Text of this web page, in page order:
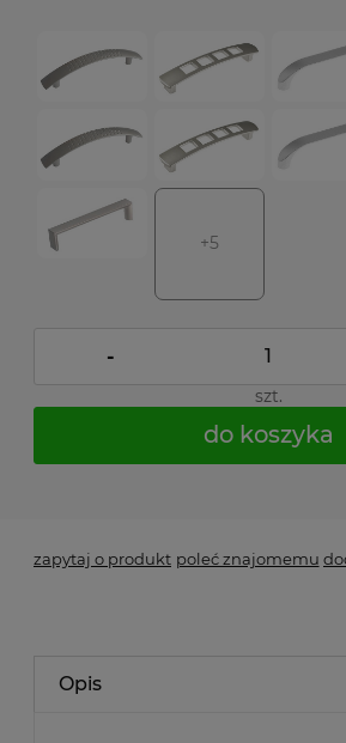
+5
-
szt.
do koszyka
zapytaj o produkt poleć znajomemu
Opis